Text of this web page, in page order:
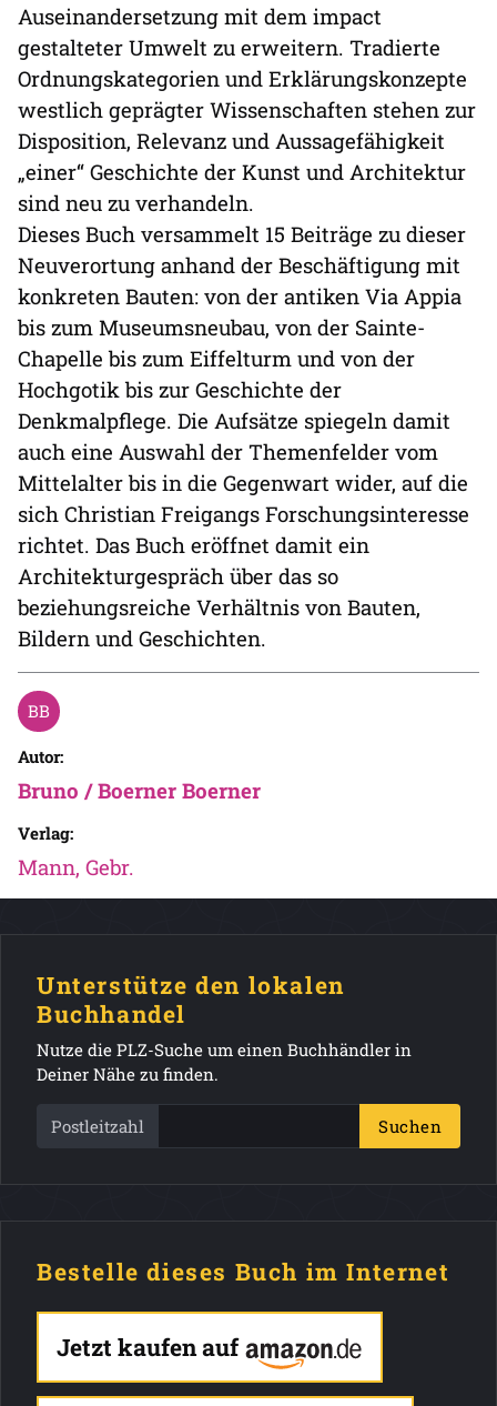
Auseinandersetzung mit dem impact
gestalteter Umwelt zu erweitern. Tradierte
Ordnungskategorien und Erklärungskonzepte
westlich geprägter Wissenschaften stehen zur
Disposition, Relevanz und Aussagefähigkeit
„einer“ Geschichte der Kunst und Architektur
sind neu zu verhandeln.
Dieses Buch versammelt 15 Beiträge zu dieser
Neuverortung anhand der Beschäftigung mit
konkreten Bauten: von der antiken Via Appia
bis zum Museumsneubau, von der Sainte-
Chapelle bis zum Eiffelturm und von der
Hochgotik bis zur Geschichte der
Denkmalpflege. Die Aufsätze spiegeln damit
auch eine Auswahl der Themenfelder vom
Mittelalter bis in die Gegenwart wider, auf die
sich Christian Freigangs Forschungsinteresse
richtet. Das Buch eröffnet damit ein
Architekturgespräch über das so
beziehungsreiche Verhältnis von Bauten,
Bildern und Geschichten.
Autor:
Bruno / Boerner Boerner
Verlag:
Mann, Gebr.
Unterstütze den lokalen
Buchhandel
Nutze die PLZ-Suche um einen Buchhändler in
Deiner Nähe zu finden.
Postleitzahl Suchen
Bestelle dieses Buch im Internet
Jetzt kaufen auf